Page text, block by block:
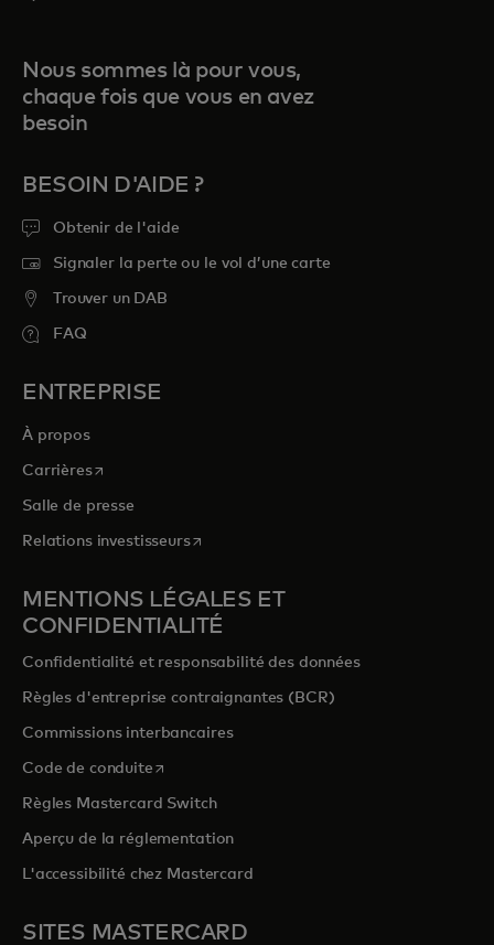
Nous sommes là pour vous,
chaque fois que vous en avez
besoin
BESOIN D'AIDE ?
Obtenir de l'aide
Signaler la perte ou le vol d’une carte
Trouver un DAB
FAQ
ENTREPRISE
À propos
Carrièress’ouvre dans un nouvel onglet
Salle de presse
Relations investisseurss’ouvre dans un nouvel onglet
MENTIONS LÉGALES ET
CONFIDENTIALITÉ
Confidentialité et responsabilité des données
Règles d'entreprise contraignantes (BCR)
Commissions interbancaires
Code de conduites’ouvre dans un nouvel onglet
Règles Mastercard Switch
Aperçu de la réglementation
L'accessibilité chez Mastercard
SITES MASTERCARD